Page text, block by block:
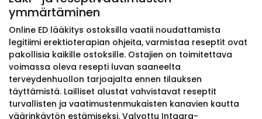
ymmärtäminen
Online ED lääkitys ostoksilla vaatii noudattamista
legitiimi erektioterapian ohjeita, varmistaa reseptit ovat
pakollisia kaikille ostoksille. Ostajien on toimitettava
voimassa oleva resepti luvan saaneelta
terveydenhuollon tarjoajalta ennen tilauksen
täyttämistä. Lailliset alustat vahvistavat reseptit
turvallisten ja vaatimustenmukaisten kanavien kautta
väärinkäytön estämiseksi. Valvottu Intagra-